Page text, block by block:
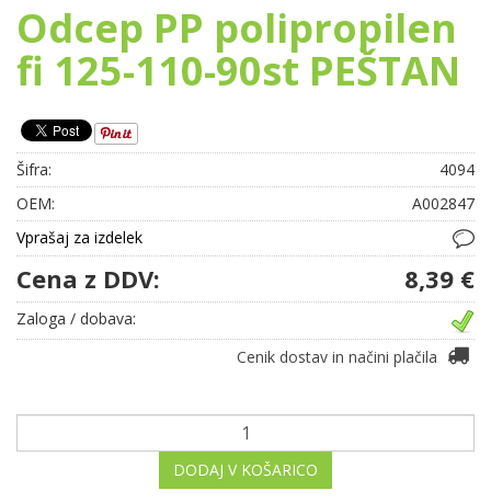
Odcep PP polipropilen
fi 125-110-90st PEŠTAN
Šifra:
4094
OEM:
A002847
Vprašaj za izdelek
Cena z DDV: 8,39 €
Zaloga / dobava:
Cenik dostav in načini plačila
DODAJ V KOŠARICO